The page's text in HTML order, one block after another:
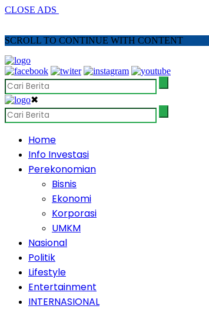
CLOSE ADS
SCROLL TO CONTINUE WITH CONTENT
✖
Home
Info Investasi
Perekonomian
Bisnis
Ekonomi
Korporasi
UMKM
Nasional
Politik
Lifestyle
Entertainment
INTERNASIONAL